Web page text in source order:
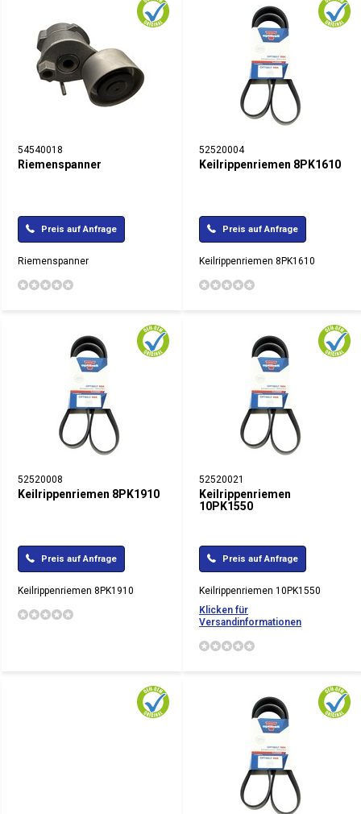
54540018
Riemenspanner
Preis auf Anfrage
Riemenspanner
52520004
Keilrippenriemen 8PK1610
Preis auf Anfrage
Keilrippenriemen 8PK1610
52520008
Keilrippenriemen 8PK1910
Preis auf Anfrage
Keilrippenriemen 8PK1910
52520021
Keilrippenriemen
10PK1550
Preis auf Anfrage
Keilrippenriemen 10PK1550
Klicken für
Versandinformationen